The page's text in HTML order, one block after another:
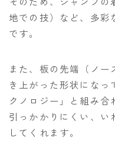
地での技）など、多彩
です。
また、板の先端（ノ
き上がった形状にな
クノロジー」と組み合
引っかかりにくい、い
してくれます。